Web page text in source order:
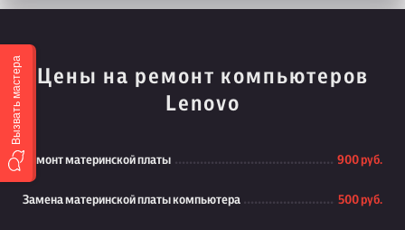
Цены на ремонт компьютеров
Lenovo
Ремонт материнской платы 900 руб.
Замена материнской платы компьютера 500 руб.
Вызвать мастера